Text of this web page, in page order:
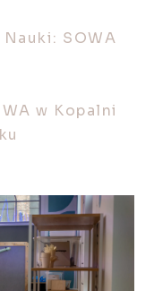
SOWA
w Kopalni